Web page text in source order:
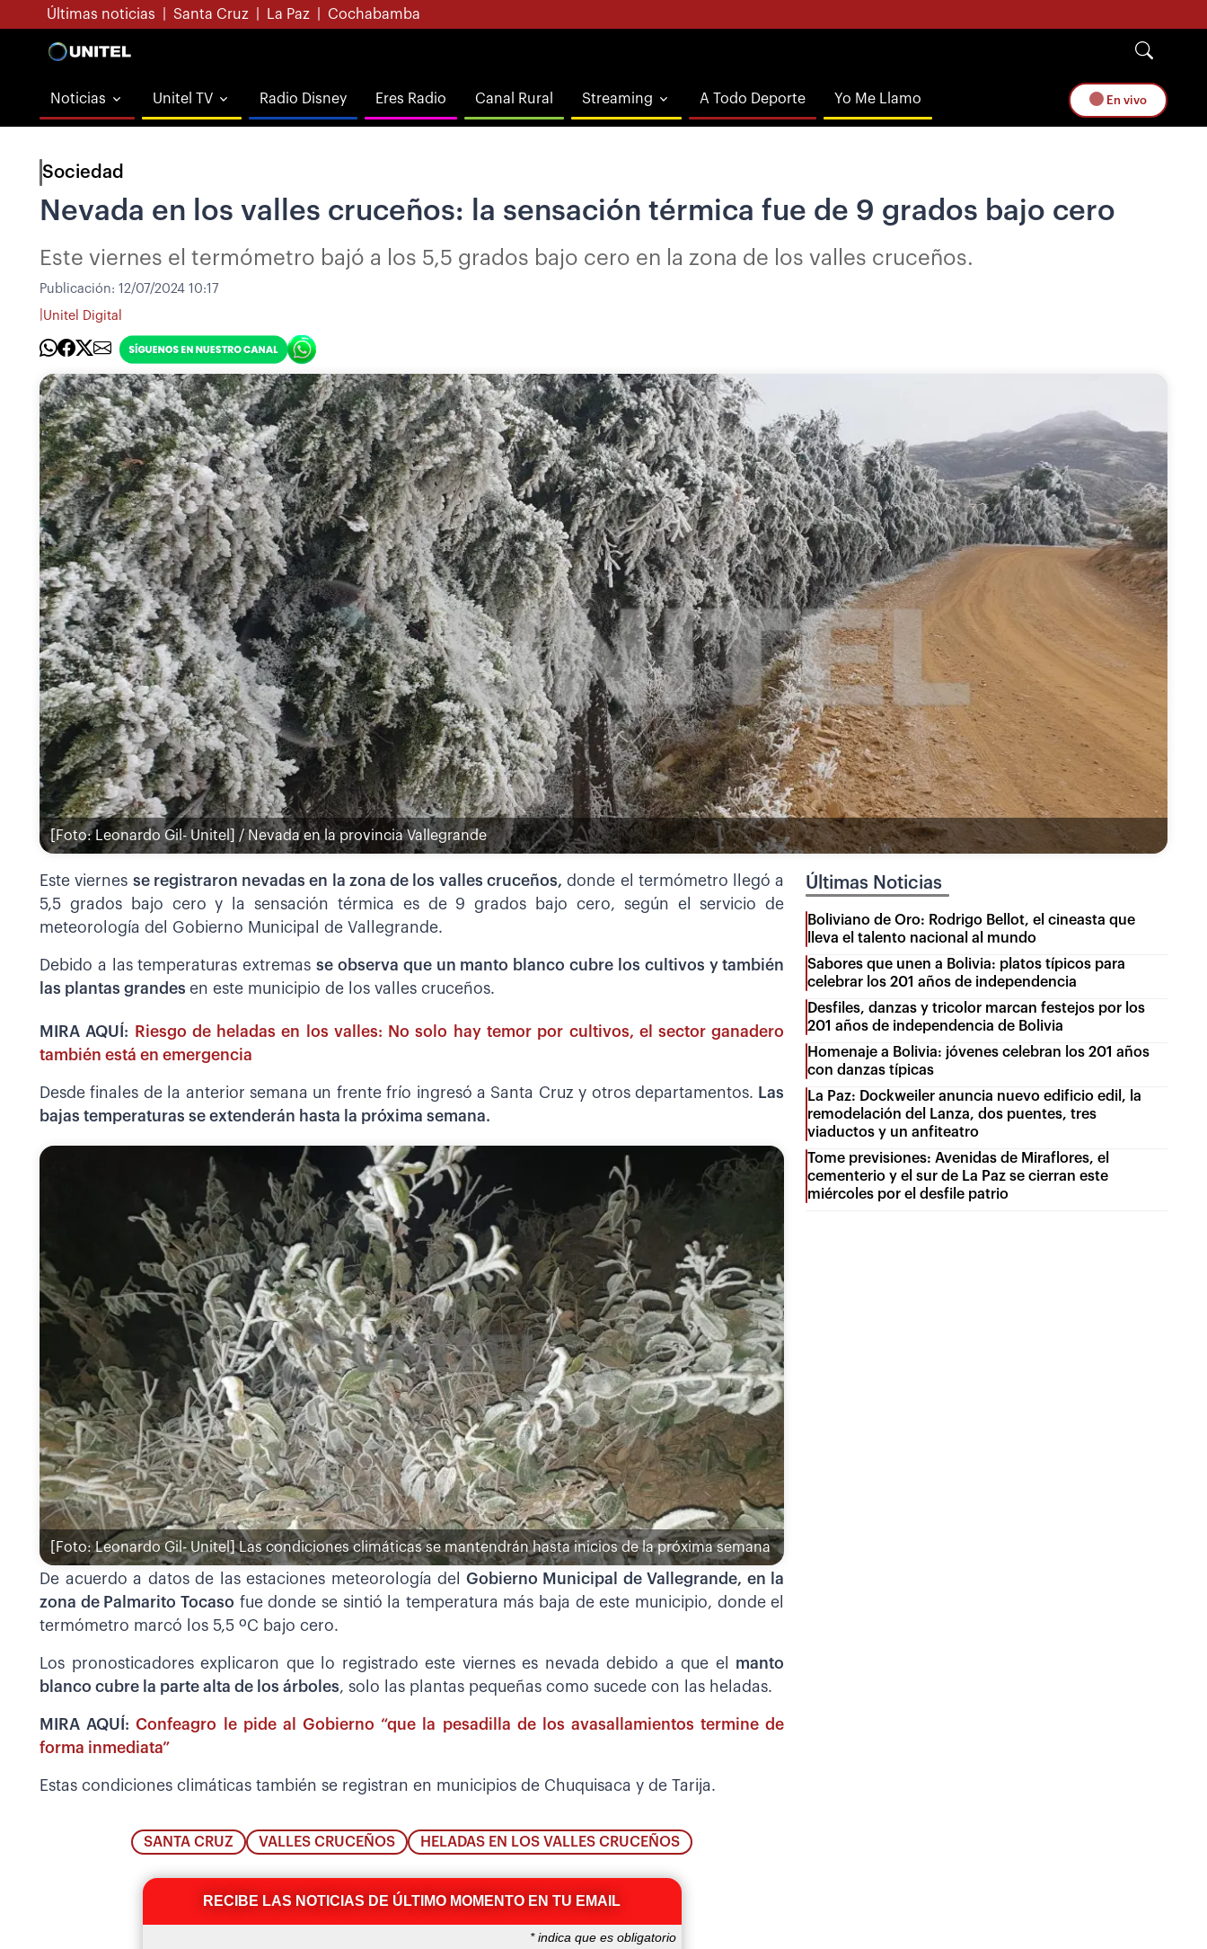
Últimas noticias Santa Cruz La Paz Cochabamba
Noticias Unitel TV Radio Disney Eres Radio Canal Rural Streaming A Todo Deporte Yo Me Llamo En vivo
Sociedad
Nevada en los valles cruceños: la sensación térmica fue de 9 grados bajo cero
Este viernes el termómetro bajó a los 5,5 grados bajo cero en la zona de los valles cruceños.
Publicación: 12/07/2024 10:17
Unitel Digital
[Foto: Leonardo Gil- Unitel] / Nevada en la provincia Vallegrande
Este viernes se registraron nevadas en la zona de los valles cruceños, donde el termómetro llegó a
5,5 grados bajo cero y la sensación térmica es de 9 grados bajo cero, según el servicio de
meteorología del Gobierno Municipal de Vallegrande.
Debido a las temperaturas extremasse observa que un manto blanco cubre los cultivos y también
las plantas grandes en este municipio de los valles cruceños.
MIRA AQUÍ:
Riesgo de heladas en los valles: No solo hay temor por cultivos, el sector ganadero
también está en emergencia
Desde finales de la anterior semana un frente frío ingresó a Santa Cruz y otros departamentos. Las
bajas temperaturas se extenderán hasta la próxima semana.
[Foto: Leonardo Gil- Unitel]Las condiciones climáticas se mantendrán hasta inicios de la próxima semana
De acuerdo a datos de las estaciones meteorología del
Gobierno Municipal de Vallegrande, en la
zona de Palmarito Tocaso fue donde se sintió la temperatura más baja de este municipio, donde el
termómetro marcó los 5,5 ºC bajo cero.
Los pronosticadores explicaron que lo registrado este viernes es nevada debido a que el manto
blanco cubre la parte alta de los árboles, solo las plantas pequeñas como sucede con las heladas.
MIRA AQUÍ:Confeagro le pide al Gobierno “que la pesadilla de los avasallamientos termine de
forma inmediata”
Estas condiciones climáticas también se registran en municipios de Chuquisaca y de Tarija.
SANTA CRUZ VALLES CRUCEÑOS HELADAS EN LOS VALLES CRUCEÑOS
RECIBE LAS NOTICIAS DE ÚLTIMO MOMENTO EN TU EMAIL
*indica que es obligatorio
Últimas Noticias
Boliviano de Oro: Rodrigo Bellot, el cineasta que
lleva el talento nacional al mundo
Sabores que unen a Bolivia: platos típicos para
celebrar los 201 años de independencia
Desfiles, danzas y tricolor marcan festejos por los
201 años de independencia de Bolivia
Homenaje a Bolivia: jóvenes celebran los 201 años
con danzas típicas
La Paz: Dockweiler anuncia nuevo edificio edil, la
remodelación del Lanza, dos puentes, tres
viaductos y un anfiteatro
Tome previsiones: Avenidas de Miraflores, el
cementerio y el sur de La Paz se cierran este
miércoles por el desfile patrio